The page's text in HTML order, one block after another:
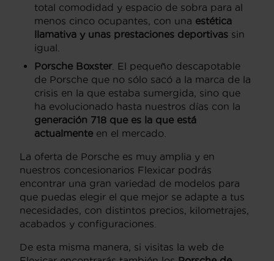
total comodidad y espacio de sobra para al
menos cinco ocupantes, con una estética
llamativa y unas prestaciones deportivas sin
igual.
Porsche Boxster. El pequeño descapotable
de Porsche que no sólo sacó a la marca de la
crisis en la que estaba sumergida, sino que
ha evolucionado hasta nuestros días con la
generación 718 que es la que está
actualmente en el mercado.
La oferta de Porsche es muy amplia y en
nuestros concesionarios Flexicar podrás
encontrar una gran variedad de modelos para
que puedas elegir el que mejor se adapte a tus
necesidades, con distintos precios, kilometrajes,
acabados y configuraciones.
De esta misma manera, si visitas la web de